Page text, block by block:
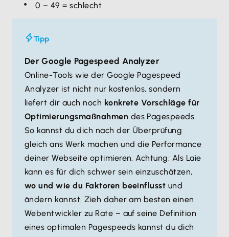
0 – 49 = schlecht
Tipp
Der Google Pagespeed Analyzer
Online-Tools wie der Google Pagespeed
Analyzer ist nicht nur kostenlos, sondern
liefert dir auch noch konkrete Vorschläge für
Optimierungsmaßnahmen des Pagespeeds.
So kannst du dich nach der Überprüfung
gleich ans Werk machen und die Performance
deiner Webseite optimieren. Achtung: Als Laie
kann es für dich schwer sein einzuschätzen,
wo und wie du Faktoren beeinflusst und
ändern kannst. Zieh daher am besten einen
Webentwickler zu Rate – auf seine Definition
eines optimalen Pagespeeds kannst du dich